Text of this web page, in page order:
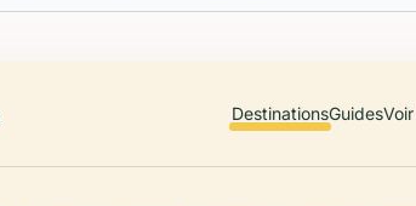
DestinationsGuides